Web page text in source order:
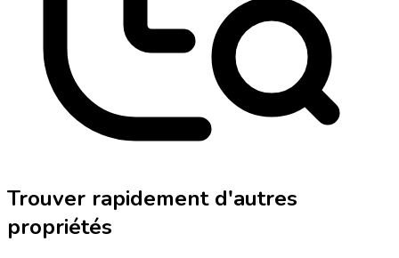
Trouver rapidement d'autres
propriétés